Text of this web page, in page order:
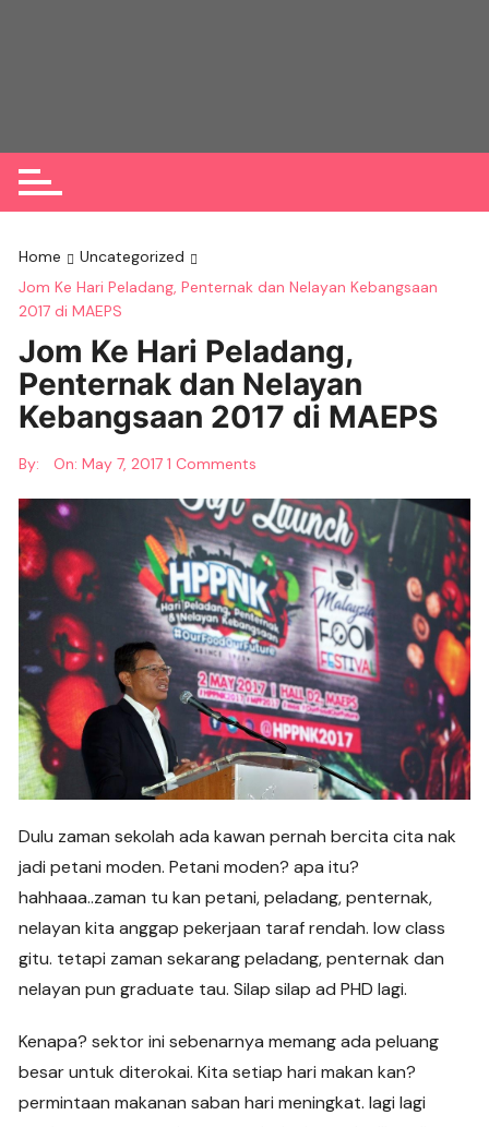
Home
Uncategorized
Jom Ke Hari Peladang, Penternak dan Nelayan Kebangsaan
2017 di MAEPS
Jom Ke Hari Peladang,
Penternak dan Nelayan
Kebangsaan 2017 di MAEPS
By: On:May 7, 2017 1 Comments
Dulu zaman sekolah ada kawan pernah bercita cita nak
jadi petani moden. Petani moden? apa itu?
hahhaaa..zaman tu kan petani, peladang, penternak,
nelayan kita anggap pekerjaan taraf rendah. low class
gitu. tetapi zaman sekarang peladang, penternak dan
nelayan pun graduate tau. Silap silap ad PHD lagi.
Kenapa? sektor ini sebenarnya memang ada peluang
besar untuk diterokai. Kita setiap hari makan kan?
permintaan makanan saban hari meningkat. lagi lagi